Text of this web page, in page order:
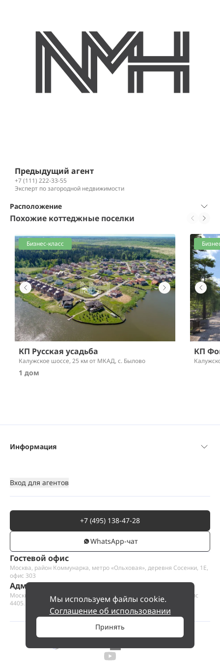
Мы используем файлы cookie.
Соглашение об использовании
Принять
Предыдущий агент
+7 (111) 222-33-55
Эксперт по загородной недвижимости
Расположение
Похожие коттеджные поселки
Бизнес-класс
КП Русская усадьба
Калужское шоссе, 25 км от МКАД, с. Былово
1 дом
КП
Гостевой офис
Москва, район Коммунарка, метро «Ольховая», деревня Сосенки, 1Е,
офис 303
Административный офис
Москва, Пресненская набережная 12, Москва-сити, этаж 44, офис
4405.1
+7 (495) 138-47-28
WhatsАpp-чат
Информация
Вход для агентов
© Позвольте найти ваш дом.